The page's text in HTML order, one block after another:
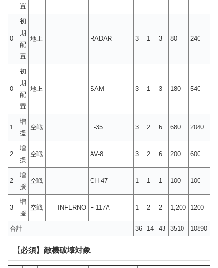
置
0
初
期
配
置
地上 RADAR 3 1 3 80 240
0
初
期
配
置
地上 SAM 3 1 3 180 540
1
増
援
空戦 F-35 3 2 6 680 2040
2
増
援
空戦 AV-8 3 2 6 200 600
2
増
援
空戦 CH-47 1 1 1 100 100
3
増
援
空戦 INFERNO F-117A 1 2 2 1,200 1200
合計 36 14 43 3510 10890
【必須】敵機破壊対象